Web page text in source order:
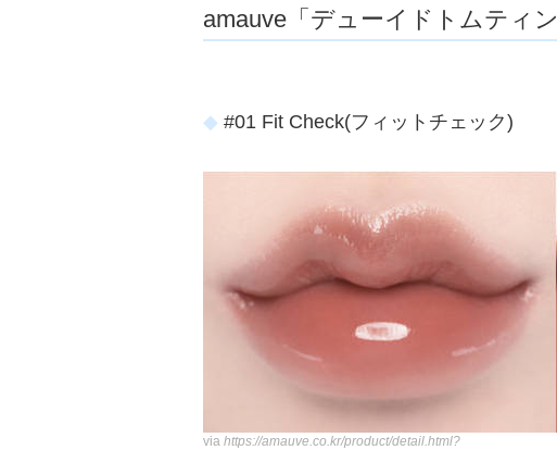
amauve「デューイドトムティ
#01 Fit Check(フィットチェック)
via https://amauve.co.kr/product/detail.html?